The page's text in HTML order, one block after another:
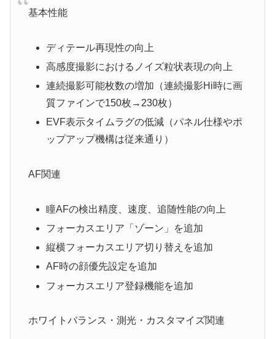
基本性能
ディテール再現性の向上
高感度撮影におけるノイズ粒状表現の向上
連続撮影可能枚数の増加（連続撮影Hi時に画
質ファインで150枚→230枚）
EVF表示タイムラグの低減（パネル仕様やポ
ップアップ機構は従来通り）
AF関連
瞳AFの検出精度、速度、追随性能の向上
フォーカスエリア「ゾーン」を追加
縦横フォーカスエリア切り替えを追加
AF時の顔優先設定を追加
フォーカスエリア登録機能を追加
ホワイトバランス・測光・カスタマイズ関連